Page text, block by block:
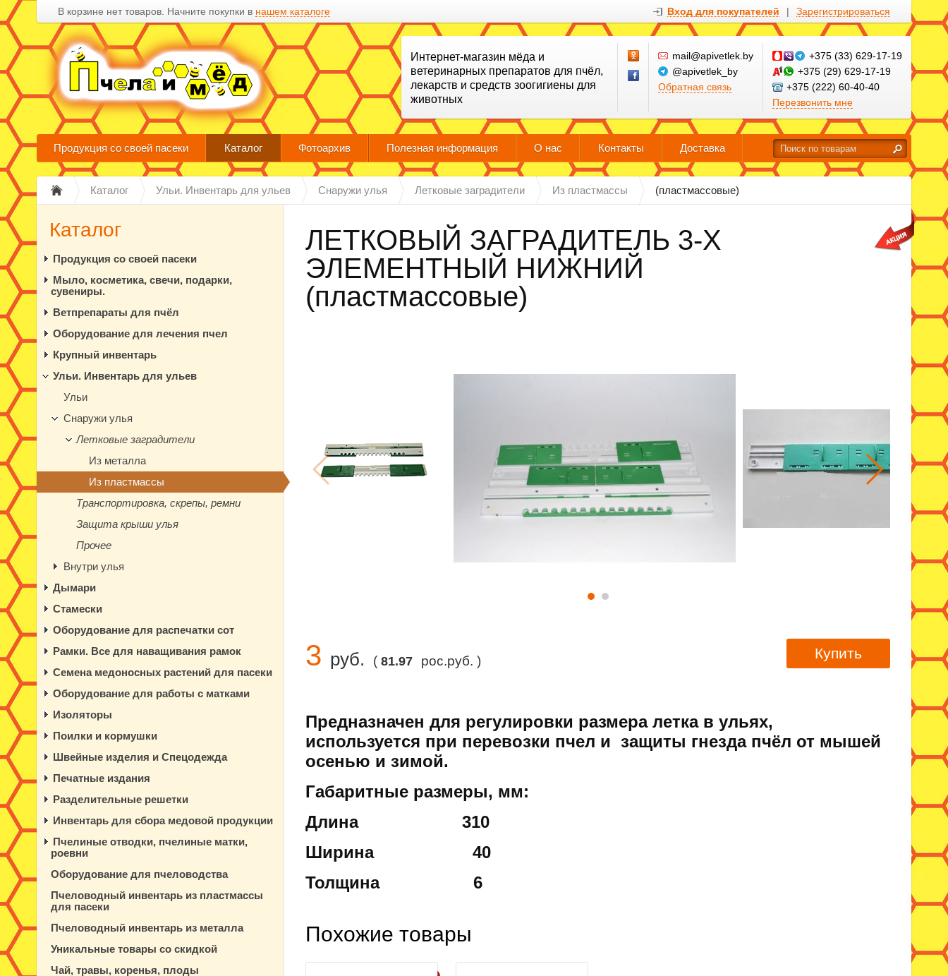
В корзине нет товаров. Начните покупки в нашем каталоге Вход для покупателей | Зарегистрироваться
Интернет-магазин мёда и
ветеринарных препаратов для пчёл,
лекарств и средств зоогигиены для
животных
mail@apivetlek.by
@apivetlek_by
Обратная связь
+375 (33) 629-17-19
+375 (29) 629-17-19
+375 (222) 60-40-40
Перезвонить мне
Продукция со своей пасеки Каталог Фотоархив Полезная информация О нас Контакты Доставка
Каталог Ульи. Инвентарь для ульев Снаружи улья Летковые заградители Из пластмассы (пластмассовые)
ЛЕТКОВЫЙ ЗАГРАДИТЕЛЬ 3-Х
ЭЛЕМЕНТНЫЙ НИЖНИЙ
(пластмассовые)
3 руб. ( 81.97 рос.руб. ) Купить
Предназначен для регулировки размера летка в ульях,
используется при перевозки пчел и защиты гнезда пчёл от мышей
осенью и зимой.
Габаритные размеры, мм:
Длина 310
Ширина 40
Толщина 6
Похожие товары
Каталог
Продукция со своей пасеки
Мыло, косметика, свечи, подарки,
сувениры.
Ветпрепараты для пчёл
Оборудование для лечения пчел
Крупный инвентарь
Ульи. Инвентарь для ульев
Ульи
Снаружи улья
Летковые заградители
Из металла
Из пластмассы
Транспортировка, скрепы, ремни
Защита крыши улья
Прочее
Внутри улья
Дымари
Стамески
Оборудование для распечатки сот
Рамки. Все для наващивания рамок
Семена медоносных растений для пасеки
Оборудование для работы с матками
Изоляторы
Поилки и кормушки
Швейные изделия и Спецодежда
Печатные издания
Разделительные решетки
Инвентарь для сбора медовой продукции
Пчелиные отводки, пчелиные матки,
роевни
Оборудование для пчеловодства
Пчеловодный инвентарь из пластмассы
для пасеки
Пчеловодный инвентарь из металла
Уникальные товары со скидкой
Чай, травы, коренья, плоды